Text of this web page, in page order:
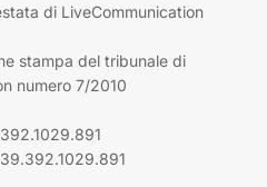
di LiveCommunication
stampa del tribunale di
numero 7/2010